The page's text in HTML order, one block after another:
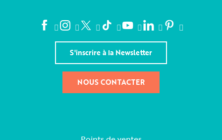
S'inscrire à la Newsletter
NOUS CONTACTER